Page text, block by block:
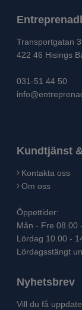
Transportgatan
422 46 Hisings
031-51 44 50
Kundtjänst
Kontakta oss
Om oss
Öppettider:
Mån - Fre 08.00
Lördag 10.00 -
Lördagsstängt
Nyhetsbrev
Vill du få